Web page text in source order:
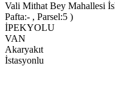
Vali Mithat Bey Mahallesi
Pafta:- , Parsel:5 )
İPEKYOLU
VAN
Akaryakıt
İstasyonlu